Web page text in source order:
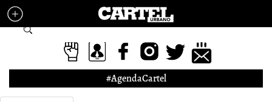
Pasar al contenido principal
Formulario de búsqueda
#AgendaCartel